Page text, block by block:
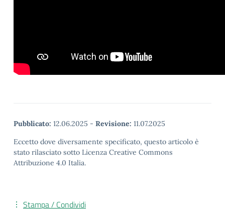
Pubblicato: 12.06.2025 - Revisione: 11.07.2025
Eccetto dove diversamente specificato, questo articolo è
stato rilasciato sotto Licenza Creative Commons
Attribuzione 4.0 Italia.
Stampa / Condividi